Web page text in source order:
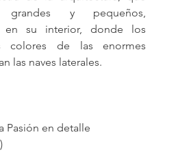
y pequeños,
en su interior, donde los
colores de las enormes
las naves laterales.
Pasión en detalle